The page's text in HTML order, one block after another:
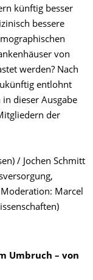
künftig besser
bessere
von
werden? Nach
entlohnt
dieser Ausgabe
der
/ Jochen Schmitt
Moderation: Marcel
Umbruch – von